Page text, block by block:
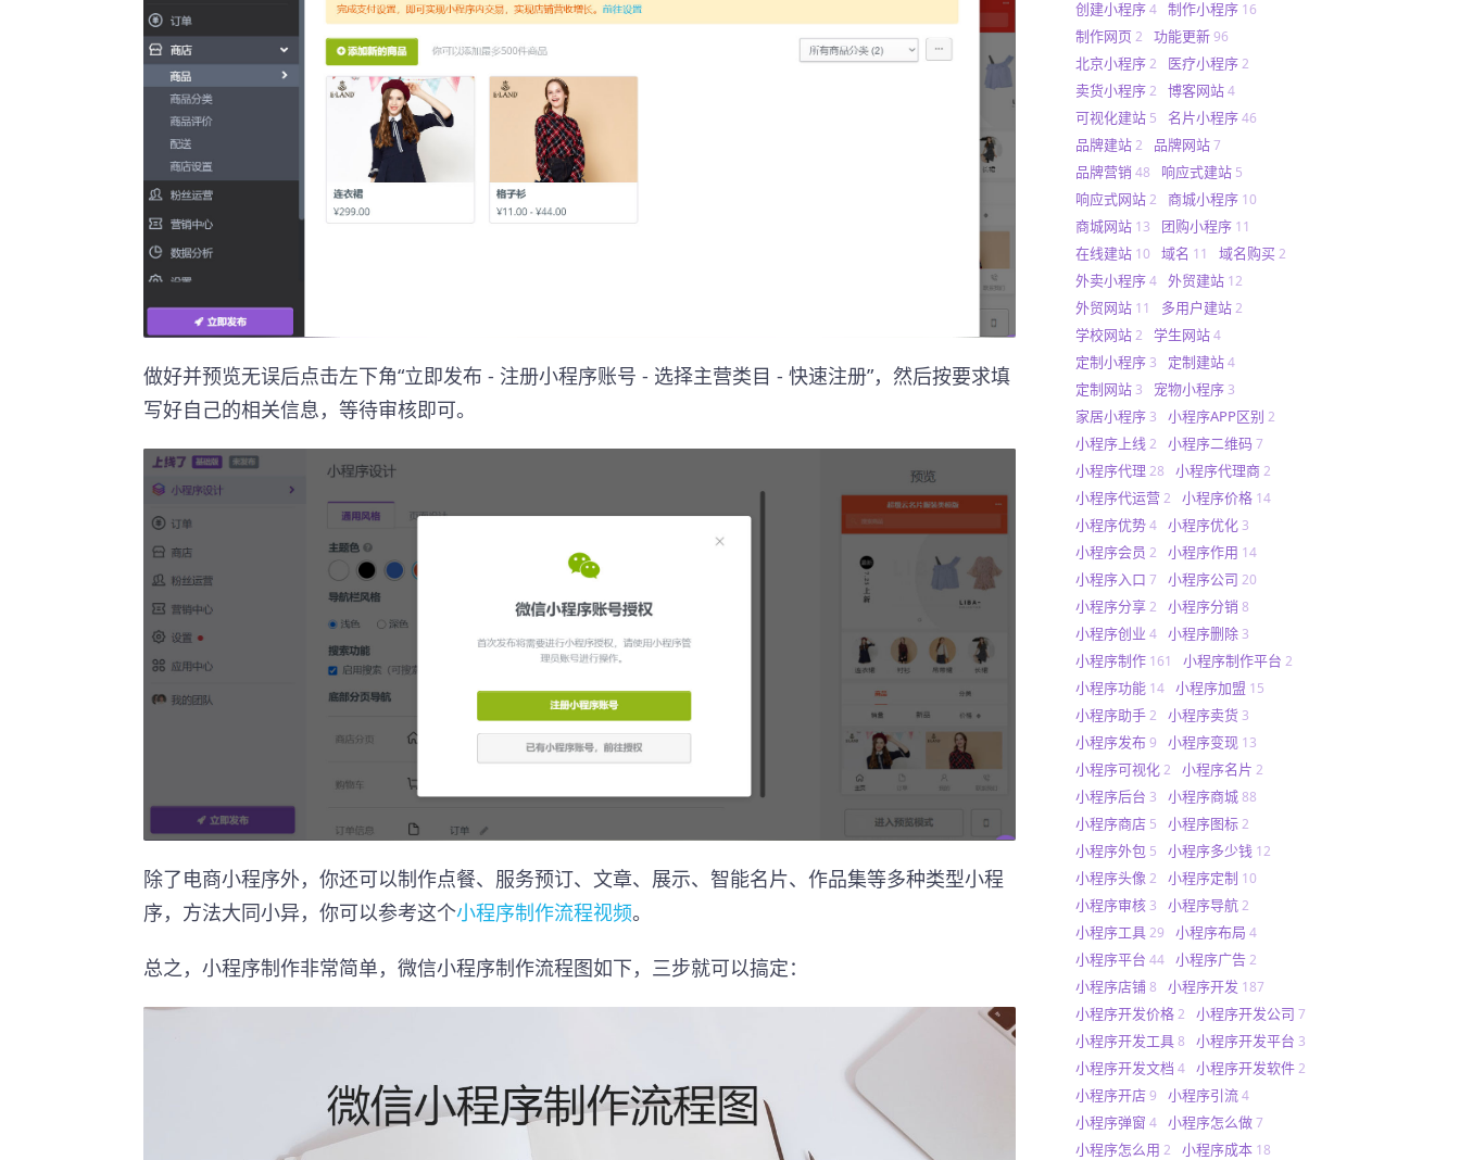
做好并预览无误后点击左下角“立即发布 - 注册小程序账号 - 选择主营类目 - 快速注册”，然后按要求填
写好自己的相关信息，等待审核即可。
除了电商小程序外，你还可以制作点餐、服务预订、文章、展示、智能名片、作品集等多种类型小程
序，方法大同小异，你可以参考这个小程序制作流程视频。
总之，小程序制作非常简单，微信小程序制作流程图如下，三步就可以搞定：
创建小程序 4 制作小程序 16
制作网页 2 功能更新 96
北京小程序 2 医疗小程序 2
卖货小程序 2 博客网站 4
可视化建站 5 名片小程序 46
品牌建站 2 品牌网站 7
品牌营销 48 响应式建站 5
响应式网站 2 商城小程序 10
商城网站 13 团购小程序 11
在线建站 10 域名 11 域名购买 2
外卖小程序 4 外贸建站 12
外贸网站 11 多用户建站 2
学校网站 2 学生网站 4
定制小程序 3 定制建站 4
定制网站 3 宠物小程序 3
家居小程序 3 小程序APP区别 2
小程序上线 2 小程序二维码 7
小程序代理 28 小程序代理商 2
小程序代运营 2 小程序价格 14
小程序优势 4 小程序优化 3
小程序会员 2 小程序作用 14
小程序入口 7 小程序公司 20
小程序分享 2 小程序分销 8
小程序创业 4 小程序删除 3
小程序制作 161 小程序制作平台 2
小程序功能 14 小程序加盟 15
小程序助手 2 小程序卖货 3
小程序发布 9 小程序变现 13
小程序可视化 2 小程序名片 2
小程序后台 3 小程序商城 88
小程序商店 5 小程序图标 2
小程序外包 5 小程序多少钱 12
小程序头像 2 小程序定制 10
小程序审核 3 小程序导航 2
小程序工具 29 小程序布局 4
小程序平台 44 小程序广告 2
小程序店铺 8 小程序开发 187
小程序开发价格 2 小程序开发公司 7
小程序开发工具 8 小程序开发平台 3
小程序开发文档 4 小程序开发软件 2
小程序开店 9 小程序引流 4
小程序弹窗 4 小程序怎么做 7
小程序怎么用 2 小程序成本 18